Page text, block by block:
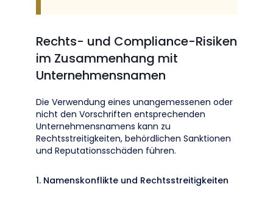
Rechts- und Compliance-Risiken
im Zusammenhang mit
Unternehmensnamen
Die Verwendung eines unangemessenen oder
nicht den Vorschriften entsprechenden
Unternehmensnamens kann zu
Rechtsstreitigkeiten, behördlichen Sanktionen
und Reputationsschäden führen.
1. Namenskonflikte und Rechtsstreitigkeiten